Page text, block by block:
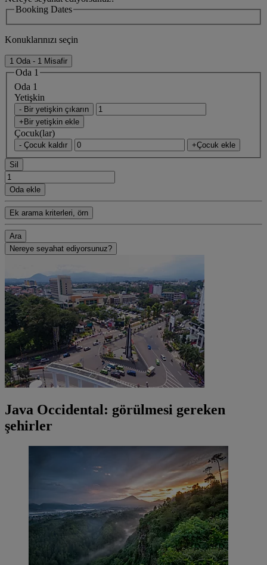
Booking Dates
Konuklarınızı seçin
1 Oda - 1 Misafir
Oda 1
Oda 1
Yetişkin
- Bir yetişkin çıkarın
+Bir yetişkin ekle
Çocuk(lar)
- Çocuk kaldır +Çocuk ekle
Sil
Oda ekle
Ek arama kriterleri, örn
Ara
Nereye seyahat ediyorsunuz?
Java Occidental: görülmesi gereken
şehirler